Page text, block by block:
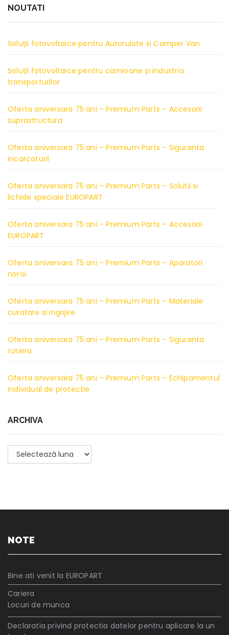
NOUTATI
Soluții fotovoltaice pentru Autorulote si Camper Van
Soluții fotovoltaice pentru camioane și industria
transporturilor
Oferta aniversara 75 ani – Premium Parts – Accesorii
suprastructura
Oferta aniversara 75 ani – Premium Parts – Siguranta
incarcaturii
Oferta aniversara 75 ani – Premium Parts – Solutii si
lichide speciale EUROPART
Oferta aniversara 75 ani – Premium Parts – Accesorii
EUROPART
Oferta aniversara 75 ani – Premium Parts – Aparatori
noroi
Oferta aniversara 75 ani – Premium Parts – Materiale
curatare si ingrijire
Oferta aniversara 75 ani – Premium Parts – Siguranta
rutiera
Oferta aniversara 75 ani – Premium Parts – Echipamentul
individual de protectie
ARCHIVA
Archiva
NOTE
Bine ati venit la EUROPART
Cariera
Locuri de munca
Declaratia privind protectia datelor pentru aplicare la un